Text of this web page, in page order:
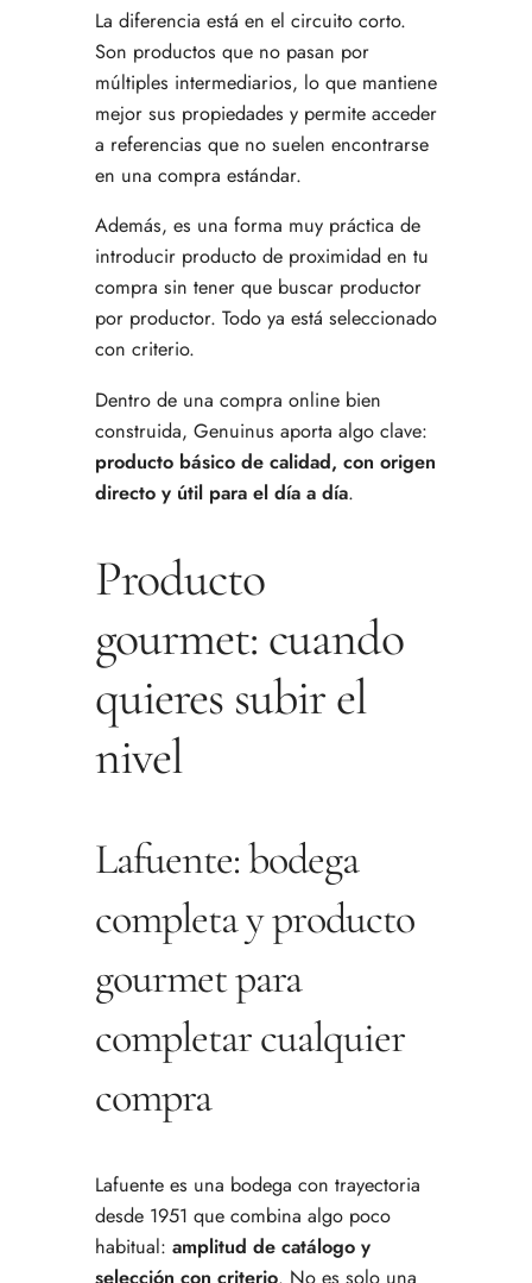
La diferencia está en el circuito corto.
Son productos que no pasan por
múltiples intermediarios, lo que mantiene
mejor sus propiedades y permite acceder
a referencias que no suelen encontrarse
en una compra estándar.
Además, es una forma muy práctica de
introducir producto de proximidad en tu
compra sin tener que buscar productor
por productor. Todo ya está seleccionado
con criterio.
Dentro de una compra online bien
construida, Genuinus aporta algo clave:
producto básico de calidad, con origen
directo y útil para el día a día.
Producto
gourmet: cuando
quieres subir el
nivel
Lafuente: bodega
completa y producto
gourmet para
completar cualquier
compra
Lafuente es una bodega con trayectoria
desde 1951 que combina algo poco
habitual: amplitud de catálogo y